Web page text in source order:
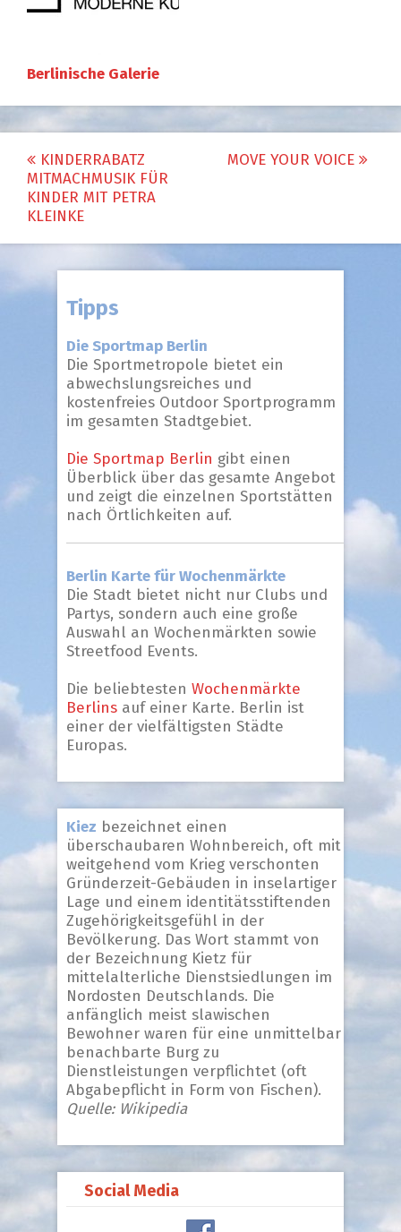
Berlinische Galerie
Post
navigation
KINDERRABATZ
MITMACHMUSIK FÜR
KINDER MIT PETRA
KLEINKE
MOVE YOUR VOICE
Tipps
Die Sportmap Berlin
Die Sportmetropole bietet ein
abwechslungsreiches und
kostenfreies Outdoor Sportprogramm
im gesamten Stadtgebiet.
Die Sportmap Berlin gibt einen
Überblick über das gesamte Angebot
und zeigt die einzelnen Sportstätten
nach Örtlichkeiten auf.
Berlin Karte für Wochenmärkte
Die Stadt bietet nicht nur Clubs und
Partys, sondern auch eine große
Auswahl an Wochenmärkten sowie
Streetfood Events.
Die beliebtesten Wochenmärkte
Berlins auf einer Karte. Berlin ist
einer der vielfältigsten Städte
Europas.
Kiez bezeichnet einen
überschaubaren Wohnbereich, oft mit
weitgehend vom Krieg verschonten
Gründerzeit-Gebäuden in inselartiger
Lage und einem identitätsstiftenden
Zugehörigkeitsgefühl in der
Bevölkerung. Das Wort stammt von
der Bezeichnung Kietz für
mittelalterliche Dienstsiedlungen im
Nordosten Deutschlands. Die
anfänglich meist slawischen
Bewohner waren für eine unmittelbar
benachbarte Burg zu
Dienstleistungen verpflichtet (oft
Abgabepflicht in Form von Fischen).
Quelle: Wikipedia
Social Media